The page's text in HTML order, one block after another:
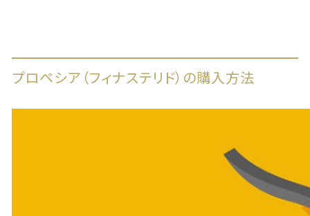
プロペシア（フィナステリド）の購入方法